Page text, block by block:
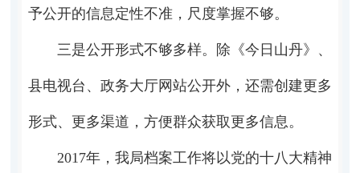
予公开的信息定性不准，尺度掌握不够。
三是公开形式不够多样。除《今日山丹》、
县电视台、政务大厅网站公开外，还需创建更多
形式、更多渠道，方便群众获取更多信息。
2017年，我局档案工作将以党的十八大精神